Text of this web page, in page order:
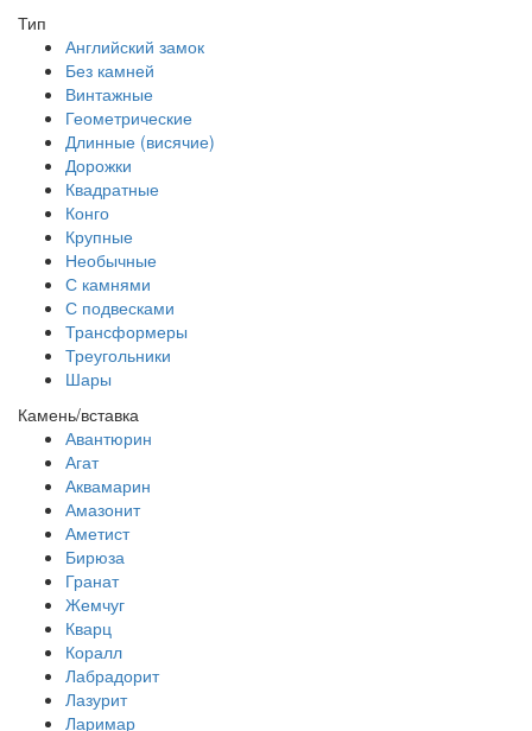
Тип
Английский замок
Без камней
Винтажные
Геометрические
Длинные (висячие)
Дорожки
Квадратные
Конго
Крупные
Необычные
С камнями
С подвесками
Трансформеры
Треугольники
Шары
Камень/вставка
Авантюрин
Агат
Аквамарин
Амазонит
Аметист
Бирюза
Гранат
Жемчуг
Кварц
Коралл
Лабрадорит
Лазурит
Ларимар